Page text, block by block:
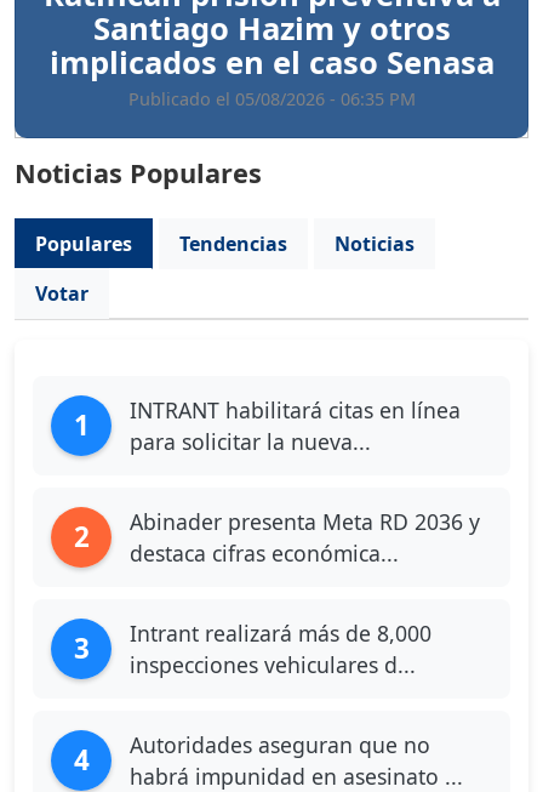
Santiago Hazim y otros
implicados en el caso Senasa
Publicado el 05/08/2026 - 06:35 PM
Noticias Populares
Populares Tendencias
Noticias
Votar
1
INTRANT habilitará citas en línea
para solicitar la nueva...
2
Abinader presenta Meta RD 2036 y
destaca cifras económica...
3
Intrant realizará más de 8,000
inspecciones vehiculares d...
4
Autoridades aseguran que no
habrá impunidad en asesinato ...